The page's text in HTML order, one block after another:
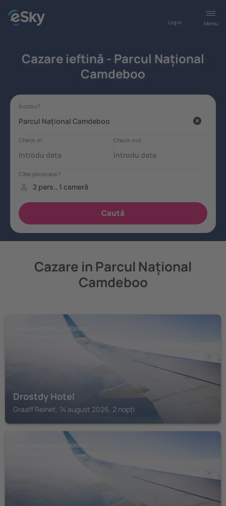
Meniu
Log in
Cazare ieftină - Parcul Național
Camdeboo
Cazare in Parcul Național
Camdeboo
PARCUL NAȚIONAL CAMDEBOO
Drostdy Hotel
Graaff Reinet, 14 august 2026, 2 nopți
PARCUL NAȚIONAL CAMDEBOO